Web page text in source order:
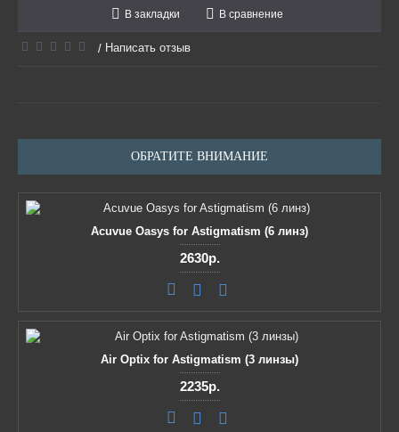
В закладки В сравнение
/ Написать отзыв
ОБРАТИТЕ ВНИМАНИЕ
Acuvue Oasys for Astigmatism (6 линз)
2630р.
Air Optix for Astigmatism (3 линзы)
2235р.